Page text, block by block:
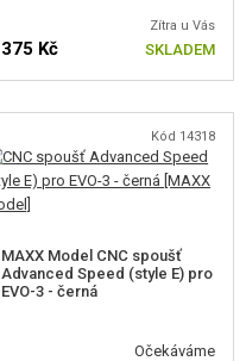
Zítra u Vás
375 Kč SKLADEM
Kód 14318
MAXX Model CNC spoušť
Advanced Speed (style E) pro
EVO-3 - černá
Očekáváme